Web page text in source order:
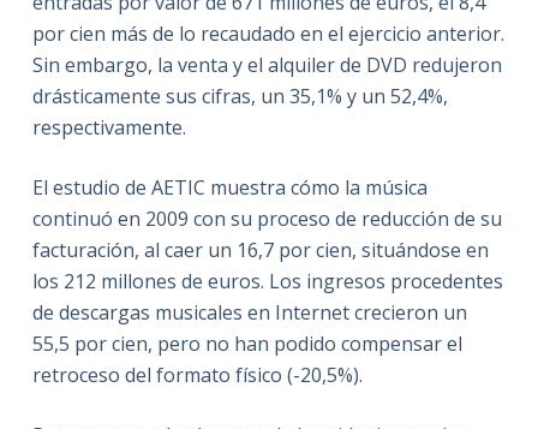
por cien más de lo recaudado en el ejercicio anterior.
Sin embargo, la venta y el alquiler de DVD redujeron
drásticamente sus cifras, un 35,1% y un 52,4%,
respectivamente.
El estudio de AETIC muestra cómo la música
continuó en 2009 con su proceso de reducción de su
facturación, al caer un 16,7 por cien, situándose en
los 212 millones de euros. Los ingresos procedentes
de descargas musicales en Internet crecieron un
55,5 por cien, pero no han podido compensar el
retroceso del formato físico (-20,5%).